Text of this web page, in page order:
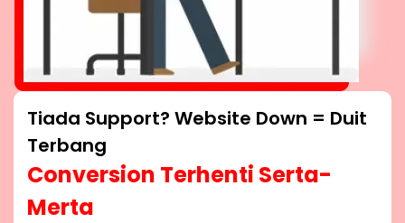
Tiada Support? Website Down = Duit
Terbang
Conversion Terhenti Serta-
Merta